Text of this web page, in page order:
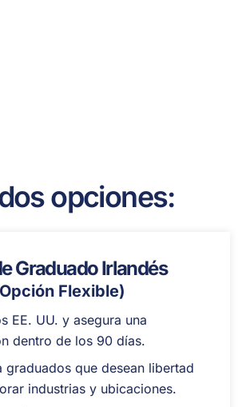
opciones:
Graduado Irlandés
Flexible)
EE. UU. y asegura una
dentro de los 90 días.
graduados que desean libertad
industrias y ubicaciones.